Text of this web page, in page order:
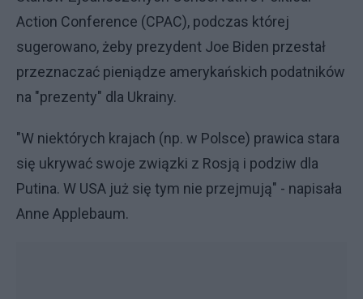
Action Conference (CPAC), podczas której
sugerowano, żeby prezydent Joe Biden przestał
przeznaczać pieniądze amerykańskich podatników
na "prezenty" dla Ukrainy.
"W niektórych krajach (np. w Polsce) prawica stara
się ukrywać swoje związki z Rosją i podziw dla
Putina. W USA już się tym nie przejmują" - napisała
Anne Applebaum.